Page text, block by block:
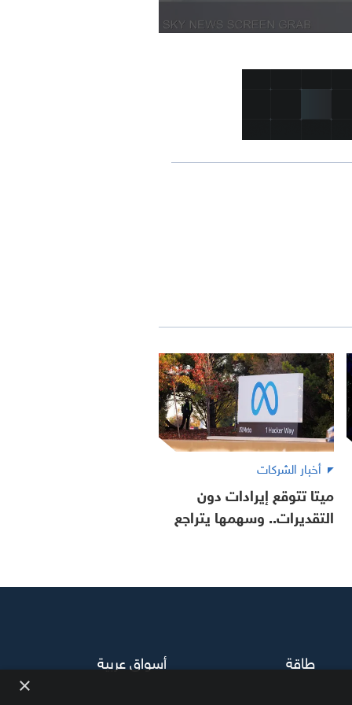
أخبار الشركات
ميتا تتوقع إيرادات دون
التقديرات.. وسهمها يتراجع
طاقة
أسواق عربية
×